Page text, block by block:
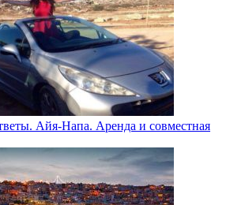
Айя-Напа. Аренда и совместная